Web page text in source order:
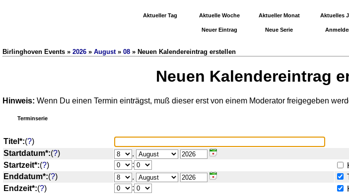
Aktueller Tag Aktuelle Woche Aktueller Monat Aktuelles
Neuer Eintrag Neue Serie
Birlinghoven Events » 2026 » August» 08 » Neuen Kalendereintrag erstellen
Neuen Kalendereintrag
Hinweis: Wenn Du einen Termin einträgst, muß dieser erst von einem Moderator freigegeben
Terminserie
Titel*:(?)
Startdatum*:(?)
.
Startzeit*:(?) :
Enddatum*:(?) .
Endzeit*:(?) :